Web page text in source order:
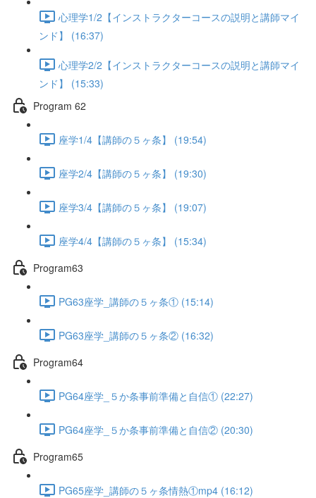
心理学1/2【インストラクターコースの説明と講師マイ
ンド】 (16:37)
心理学2/2【インストラクターコースの説明と講師マイ
ンド】 (15:33)
Program 62
座学1/4【講師の５ヶ条】 (19:54)
座学2/4【講師の５ヶ条】 (19:30)
座学3/4【講師の５ヶ条】 (19:07)
座学4/4【講師の５ヶ条】 (15:34)
Program63
PG63座学_講師の５ヶ条① (15:14)
PG63座学_講師の５ヶ条② (16:32)
Program64
PG64座学_５か条事前準備と自信① (22:27)
PG64座学_５か条事前準備と自信② (20:30)
Program65
PG65座学_講師の５ヶ条情熱①mp4 (16:12)